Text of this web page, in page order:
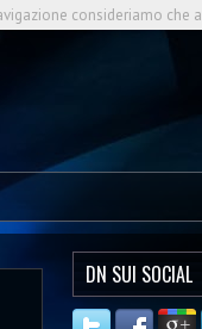
DN SUI SOCIAL
consideriamo che